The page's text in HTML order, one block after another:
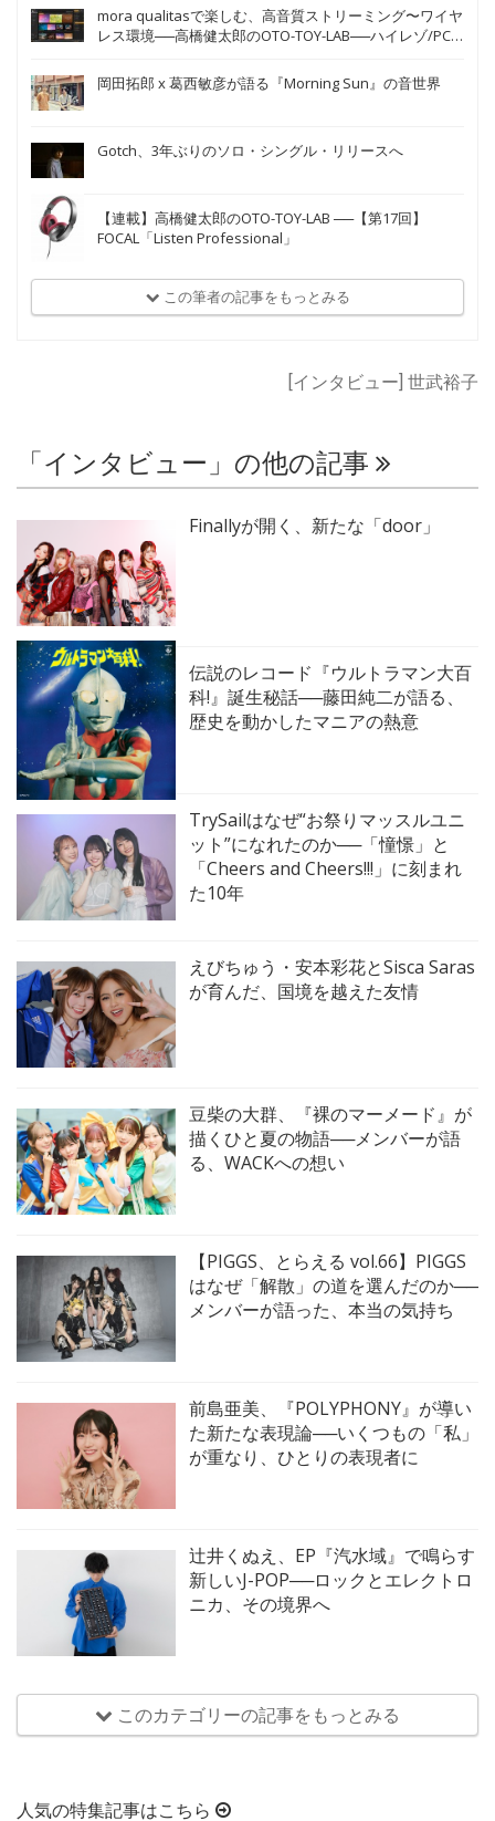
mora qualitasで楽しむ、高音質ストリーミング〜ワイヤ
レス環境──高橋健太郎のOTO-TOY-LAB──ハイレゾ/PC
岡田拓郎 x 葛西敏彦が語る『Morning Sun』の音世界
Gotch、3年ぶりのソロ・シングル・リリースへ
【連載】高橋健太郎のOTO-TOY-LAB ──【第17回】
FOCAL「Listen Professional」
この筆者の記事をもっとみる
[インタビュー] 世武裕子
「インタビュー」の他の記事
Finallyが開く、新たな「door」
伝説のレコード『ウルトラマン大百
科!』誕生秘話──藤田純二が語る、
歴史を動かしたマニアの熱意
TrySailはなぜ“お祭りマッスルユニ
ット”になれたのか──「憧憬」と
「Cheers and Cheers!!!」に刻まれ
た10年
えびちゅう・安本彩花とSisca Saras
が育んだ、国境を越えた友情
豆柴の大群、『裸のマーメード』が
描くひと夏の物語──メンバーが語
る、WACKへの想い
【PIGGS、とらえる vol.66】PIGGS
はなぜ「解散」の道を選んだのか──
メンバーが語った、本当の気持ち
前島亜美、『POLYPHONY』が導い
た新たな表現論──いくつもの「私」
が重なり、ひとりの表現者に
辻井くぬえ、EP『汽水域』で鳴らす
新しいJ-POP──ロックとエレクトロ
ニカ、その境界へ
このカテゴリーの記事をもっとみる
人気の特集記事はこちら